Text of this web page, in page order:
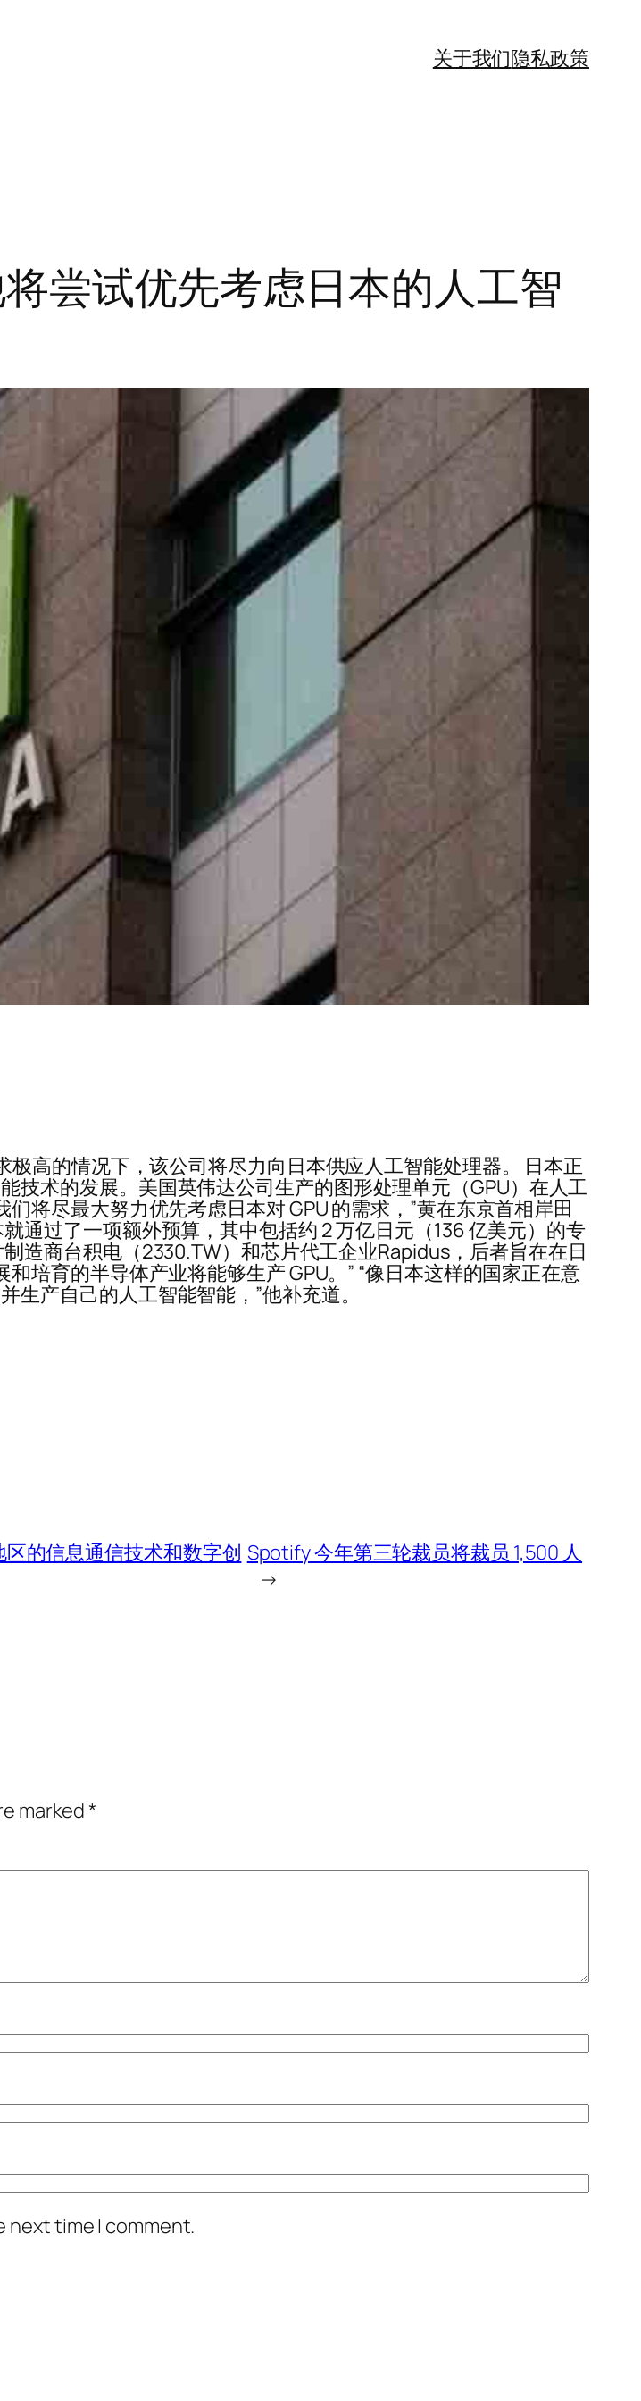
关于我们隐私政策
尝试优先考虑日本的人工智
高的情况下，该公司将尽力向日本供应人工智能处理器。 日本正
技术的发展。美国英伟达公司生产的图形处理单元（GPU）在人工
将尽最大努力优先考虑日本对 GPU 的需求，”黄在东京首相岸田
通过了一项额外预算，其中包括约 2 万亿日元（136 亿美元）的专
造商台积电（2330.TW）和芯片代工企业Rapidus，后者旨在在日
培育的半导体产业将能够生产 GPU。” “像日本这样的国家正在意
产自己的人工智能智能，”他补充道。
的信息通信技术和数字创 Spotify 今年第三轮裁员将裁员 1,500 人
→
marked*
next time I comment.